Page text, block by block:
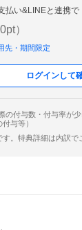
払い&LINEと連携で
pt）
先・期間限定
ログインして
の付与数・付与率が
与等）
。特典詳細は内訳で